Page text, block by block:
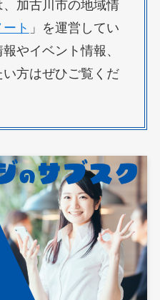
加古川市の地域情
ト 」を運営してい
やイベント情報、
方はぜひご覧くだ